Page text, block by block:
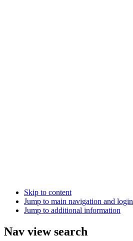
Skip to content
Jump to main navigation and login
Jump to additional information
Nav view search